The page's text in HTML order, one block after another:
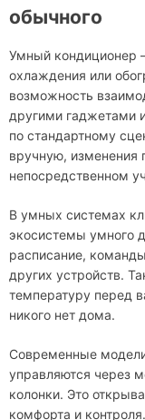
обычного
Умный кондиционер
охлаждения или
возможность
другими гаджетами
по стандартному
вручную, изменения
непосредственном
В умных системах
экосистемы умного
расписание,
других устройств.
температуру перед
никого нет дома.
Современные
управляются через
колонки. Это
комфорта и контроля.